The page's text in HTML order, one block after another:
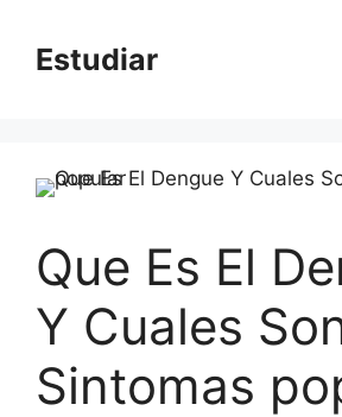
contentEstudiar
Que Es El
Y Cuales
Sintomas